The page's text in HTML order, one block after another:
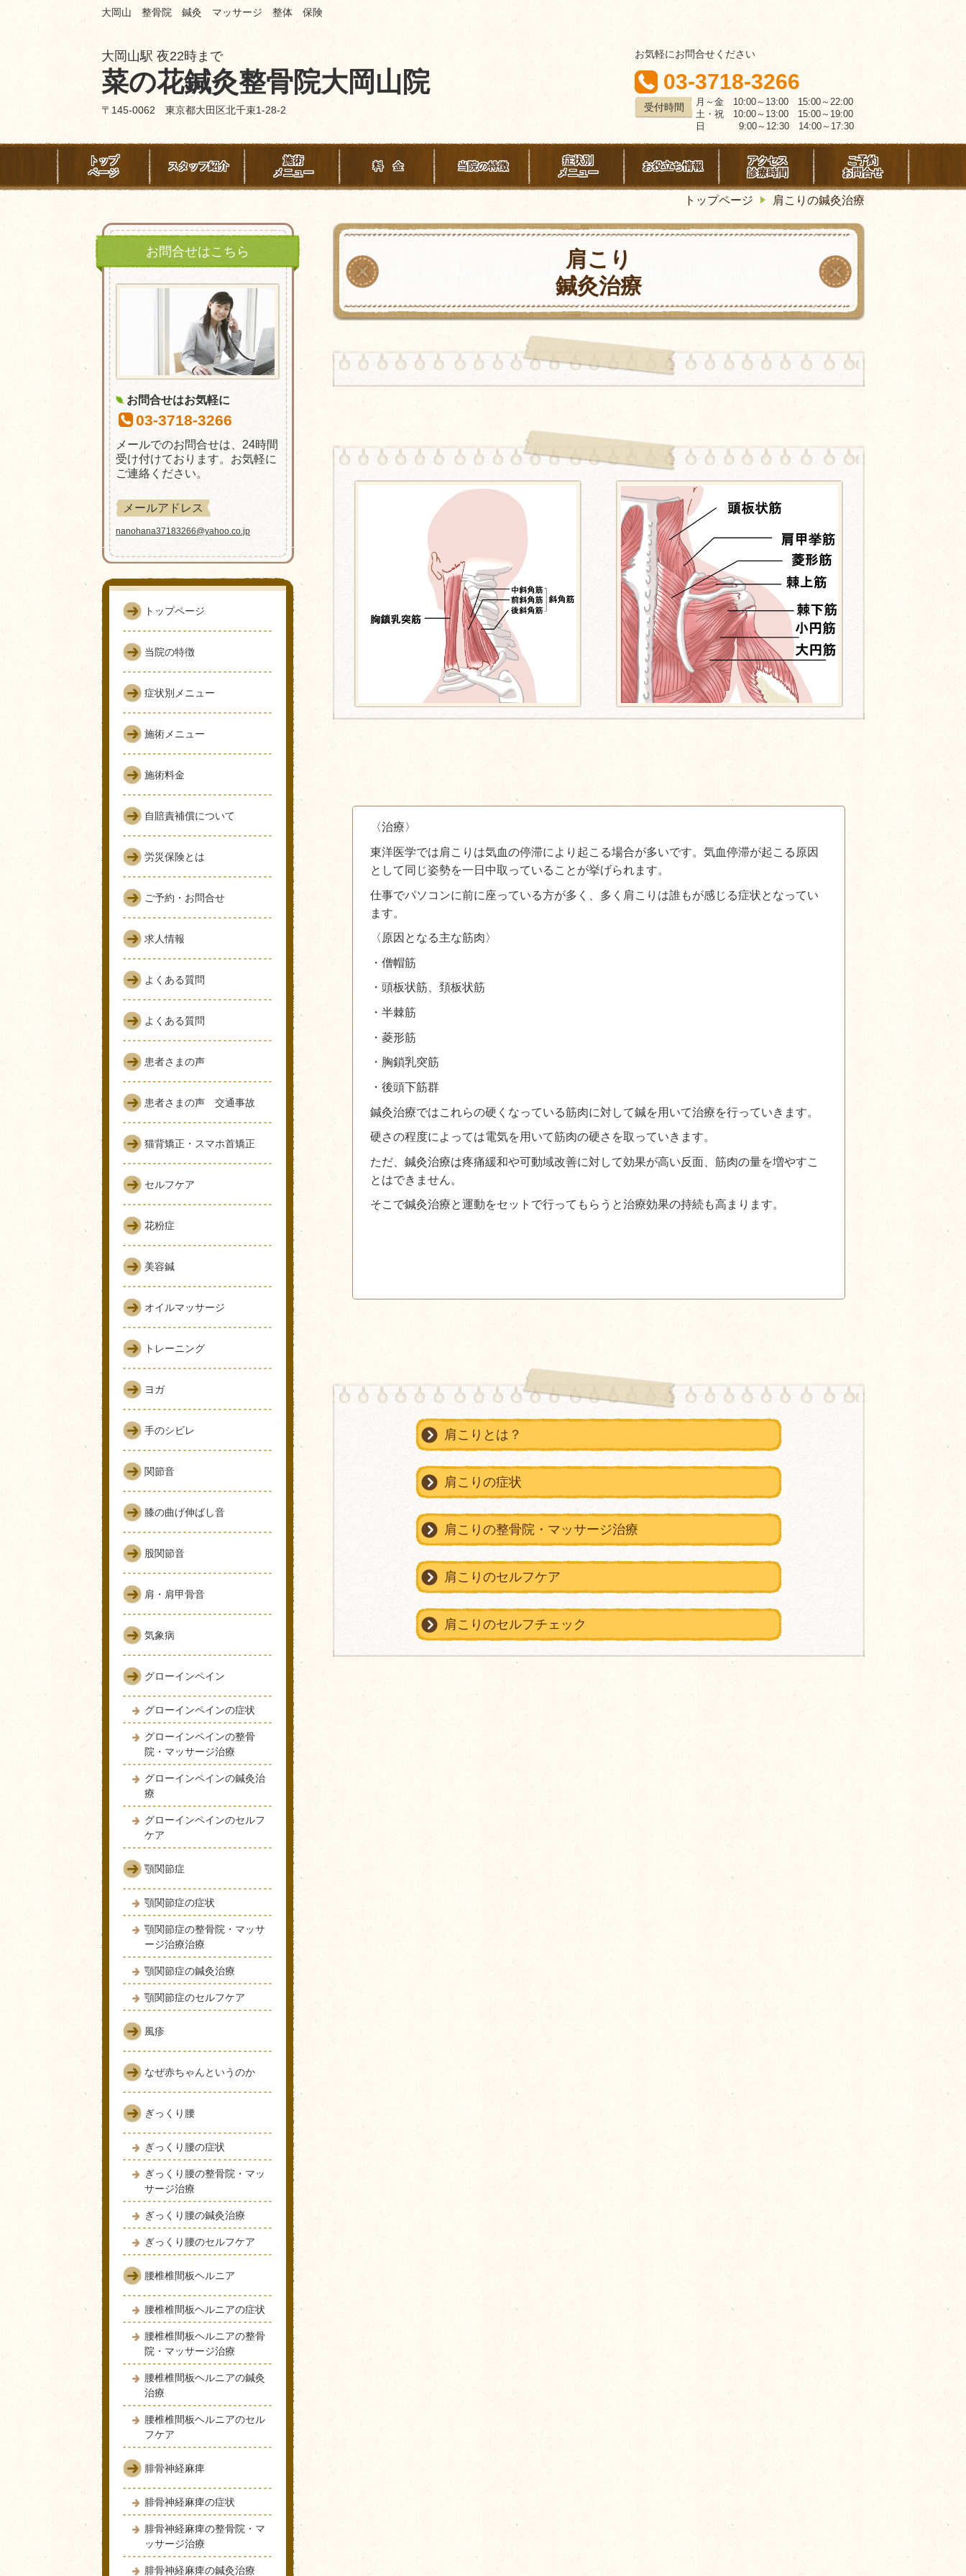
大岡山 整骨院 鍼灸 マッサージ 整体 保険
大岡山駅 夜22時まで
菜の花鍼灸整骨院大岡山院
〒145-0062 東京都大田区北千束1-28-2
お気軽にお問合せください
03-3718-3266
受付時間
月～金 10:00～13:00 15:00～22:00
土・祝 10:00～13:00 15:00～19:00
日 9:00～12:30 14:00～17:30
トップ
ページ
スタッフ紹介
施術
メニュー
料 金 当院の特徴
症状別
メニュー
お役立ち情報
アクセス
診療時間
ご予約
お問合せ
トップページ 肩こりの鍼灸治療
肩こり
鍼灸治療
〈治療〉
東洋医学では肩こりは気血の停滞により起こる場合が多いです。気血停滞が起こる原因
として同じ姿勢を一日中取っていることが挙げられます。
仕事でパソコンに前に座っている方が多く、多く肩こりは誰もが感じる症状となってい
ます。
〈原因となる主な筋肉〉
・僧帽筋
・頭板状筋、頚板状筋
・半棘筋
・菱形筋
・胸鎖乳突筋
・後頭下筋群
鍼灸治療ではこれらの硬くなっている筋肉に対して鍼を用いて治療を行っていきます。
硬さの程度によっては電気を用いて筋肉の硬さを取っていきます。
ただ、鍼灸治療は疼痛緩和や可動域改善に対して効果が高い反面、筋肉の量を増やすこ
とはできません。
そこで鍼灸治療と運動をセットで行ってもらうと治療効果の持続も高まります。
肩こりとは？
肩こりの症状
肩こりの整骨院・マッサージ治療
肩こりのセルフケア
肩こりのセルフチェック
お問合せはこちら
お問合せはお気軽に
03-3718-3266
メールでのお問合せは、24時間
受け付けております。お気軽に
ご連絡ください。
メールアドレス
nanohana37183266@yahoo.co.jp
トップページ
当院の特徴
症状別メニュー
施術メニュー
施術料金
自賠責補償について
労災保険とは
ご予約・お問合せ
求人情報
よくある質問
よくある質問
患者さまの声
患者さまの声 交通事故
猫背矯正・スマホ首矯正
セルフケア
花粉症
美容鍼
オイルマッサージ
トレーニング
ヨガ
手のシビレ
関節音
膝の曲げ伸ばし音
股関節音
肩・肩甲骨音
気象病
グローインペイン
グローインペインの症状
グローインペインの整骨
院・マッサージ治療
グローインペインの鍼灸治
療
グローインペインのセルフ
ケア
顎関節症
顎関節症の症状
顎関節症の整骨院・マッサ
ージ治療治療
顎関節症の鍼灸治療
顎関節症のセルフケア
風疹
なぜ赤ちゃんというのか
ぎっくり腰
ぎっくり腰の症状
ぎっくり腰の整骨院・マッ
サージ治療
ぎっくり腰の鍼灸治療
ぎっくり腰のセルフケア
腰椎椎間板ヘルニア
腰椎椎間板ヘルニアの症状
腰椎椎間板ヘルニアの整骨
院・マッサージ治療
腰椎椎間板ヘルニアの鍼灸
治療
腰椎椎間板ヘルニアのセル
フケア
腓骨神経麻痺
腓骨神経麻痺の症状
腓骨神経麻痺の整骨院・マ
ッサージ治療
腓骨神経麻痺の鍼灸治療